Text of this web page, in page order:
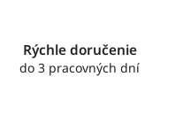
Rýchle doručenie
do 3 pracovných dní